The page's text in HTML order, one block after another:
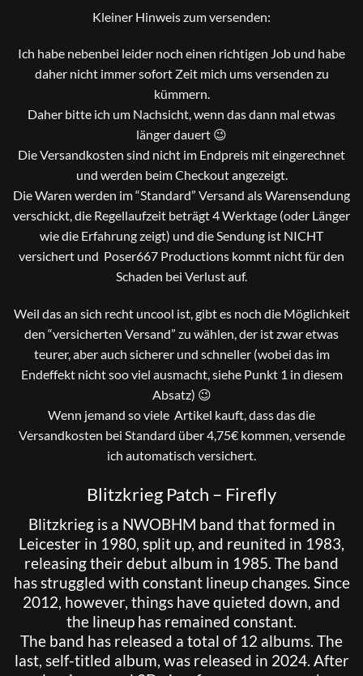
Kleiner Hinweis zum versenden:
Ich habe nebenbei leider noch einen richtigen Job und habe
daher nicht immer sofort Zeit mich ums versenden zu
kümmern.
Daher bitte ich um Nachsicht, wenn das dann mal etwas
länger dauert 😉
Die Versandkosten sind nicht im Endpreis mit eingerechnet
und werden beim Checkout angezeigt.
Die Waren werden im “Standard” Versand als Warensendung
verschickt, die Regellaufzeit beträgt 4 Werktage (oder Länger
wie die Erfahrung zeigt) und die Sendung ist NICHT
versichert und Poser667 Productions kommt nicht für den
Schaden bei Verlust auf.
Weil das an sich recht uncool ist, gibt es noch die Möglichkeit
den “versicherten Versand” zu wählen, der ist zwar etwas
teurer, aber auch sicherer und schneller (wobei das im
Endeffekt nicht soo viel ausmacht, siehe Punkt 1 in diesem
Absatz) 😉
Wenn jemand so viele Artikel kauft, dass das die
Versandkosten bei Standard über 4,75€ kommen, versende
ich automatisch versichert.
Blitzkrieg Patch – Firefly
Blitzkrieg is a NWOBHM band that formed in
Leicester in 1980, split up, and reunited in 1983,
releasing their debut album in 1985. The band
has struggled with constant lineup changes. Since
2012, however, things have quieted down, and
the lineup has remained constant.
The band has released a total of 12 albums. The
last, self-titled album, was released in 2024. After